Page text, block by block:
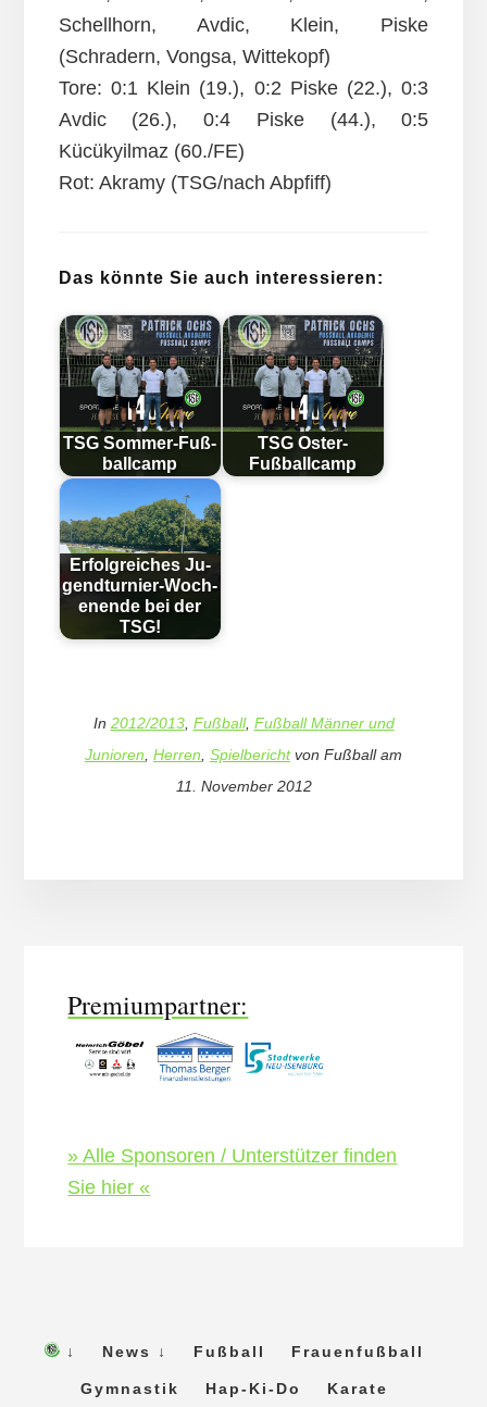
Schellhorn, Avdic, Klein, Piske
(Schradern, Vongsa, Wittekopf)
Tore: 0:1 Klein (19.), 0:2 Piske (22.), 0:3
Avdic (26.), 0:4 Piske (44.), 0:5
Kücükyilmaz (60./FE)
Rot: Akramy (TSG/nach Abpfiff)
Das könnte Sie auch interessieren:
TSG Som­mer-Fuß­
ball­camp
TSG Oster-
Fußballcamp
Erfolg­reich­es Ju­
gend­tur­nier-Woch­
en­en­de bei der
TSG!
In 2012/2013, Fußball, Fußball Männer und
Junioren Herren Spielberichtvon Fußballam
11. November 2012
Premiumpartner:
» Alle Sponsoren / Unterstützer finden
Sie hier «
↓ News ↓ Fußball Frauenfußball
Gymnastik Hap-Ki-Do Karate